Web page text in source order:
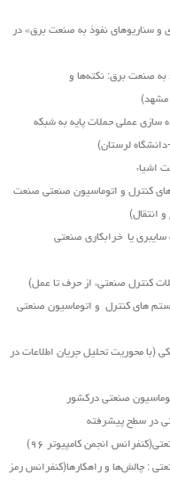
و سناریو‌های نفوذ به صنعت برق» در
به صنعت برق: نکته‌ها و
مشهد)
سازی عملی حملات پایه به شبکه
لرستان)
اشیاء
کنترل و اتوماسیون صنعتی صنعت
انتقال)
یا خرابکاری صنعتی
کنترل صنعتی، از حرف تا عمل)
های کنترل و اتوماسیون صنعتی
(با محوریت تحلیل جریان اطلاعات در
صنعتی درکشور
در سطح پیشرفته
انجمن کامپیوتر ۹۶)
: چالش‌ها و راهکارها(کنفرانس رمز